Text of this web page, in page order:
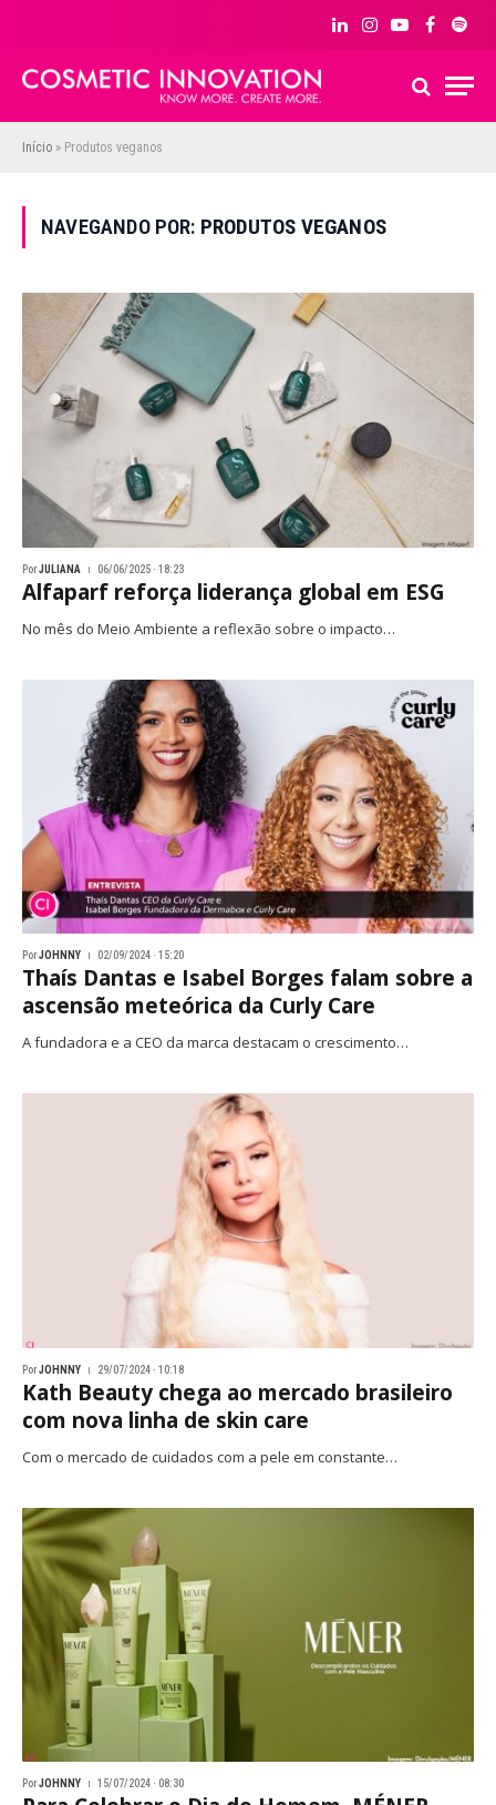
LinkedInInstagram
YouTubeFacebook
Início » Produtos veganos
NAVEGANDO POR: PRODUTOS VEGANOS
PorJULIANA 06/06/2025 · 18:23
Alfaparf reforça liderança global em ESG
No mês do Meio Ambiente a reflexão sobre o impacto…
PorJOHNNY 02/09/2024 · 15:20
Thaís Dantas e Isabel Borges falam sobre a
ascensão meteórica da Curly Care
A fundadora e a CEO da marca destacam o crescimento…
PorJOHNNY 29/07/2024 · 10:18
Kath Beauty chega ao mercado brasileiro
com nova linha de skin care
Com o mercado de cuidados com a pele em constante…
PorJOHNNY 15/07/2024 · 08:30